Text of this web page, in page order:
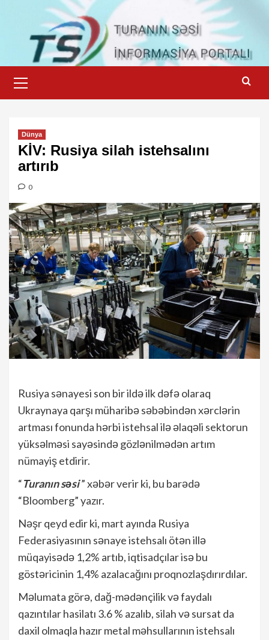
content
Menu
Dünya
KİV: Rusiya silah istehsalını
artırıb
0
Rusiya sənayesi son bir ildə ilk dəfə olaraq
Ukraynaya qarşı müharibə səbəbindən xərclərin
artması fonunda hərbi istehsal ilə əlaqəli sektorun
yüksəlməsi sayəsində gözlənilmədən artım
nümayiş etdirir.
“Turanın səsi” xəbər verir ki, bu barədə
“Bloomberg” yazır.
Nəşr qeyd edir ki, mart ayında Rusiya
Federasiyasının sənaye istehsalı ötən illə
müqayisədə 1,2% artıb, iqtisadçılar isə bu
göstəricinin 1,4% azalacağını proqnozlaşdırırdılar.
Məlumata görə, dağ-mədənçilik və faydalı
qazıntılar hasilatı 3.6 % azalıb, silah və sursat da
daxil olmaqla hazır metal məhsullarının istehsalı